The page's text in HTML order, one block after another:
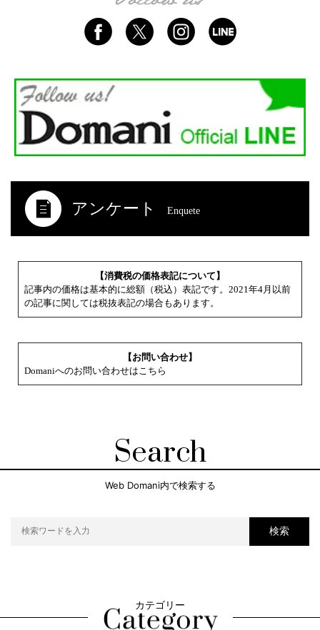
アンケート Enquete
【消費税の価格表記について】
記事内の価格は基本的に総額（税込）表記です。2021年4月以前
の記事に関しては税抜表記の場合もあります。
【お問い合わせ】
Domaniへのお問い合わせはこちら
Search
Web Domani内で検索する
検索
カテゴリー